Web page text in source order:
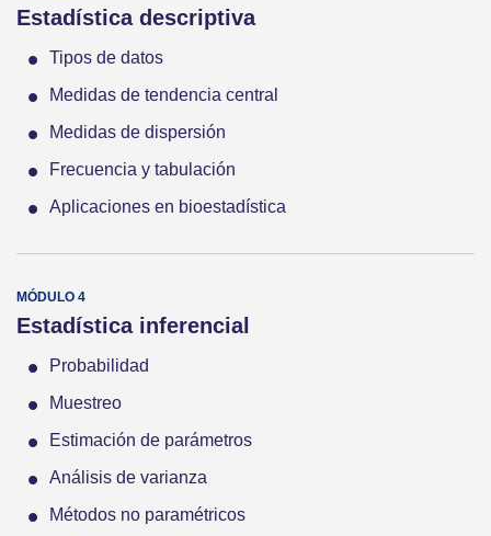
Estadística descriptiva
Tipos de datos
Medidas de tendencia central
Medidas de dispersión
Frecuencia y tabulación
Aplicaciones en bioestadística
Estadística inferencial
Probabilidad
Muestreo
Estimación de parámetros
Análisis de varianza
Métodos no paramétricos